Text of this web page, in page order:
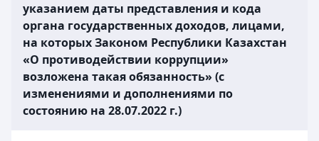
указанием даты представления и кода
органа государственных доходов, лицами,
на которых Законом Республики Казахстан
«О противодействии коррупции»
возложена такая обязанность» (с
изменениями и дополнениями по
состоянию на 28.07.2022 г.)